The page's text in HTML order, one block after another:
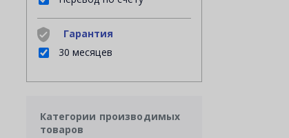
Часто задаваемые вопросы
Гарантия
30 месяцев
Категории производимых
товаров